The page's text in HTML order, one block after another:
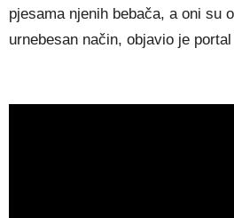
pjesama njenih bebača, a oni su
urnebesan način, objavio je portal